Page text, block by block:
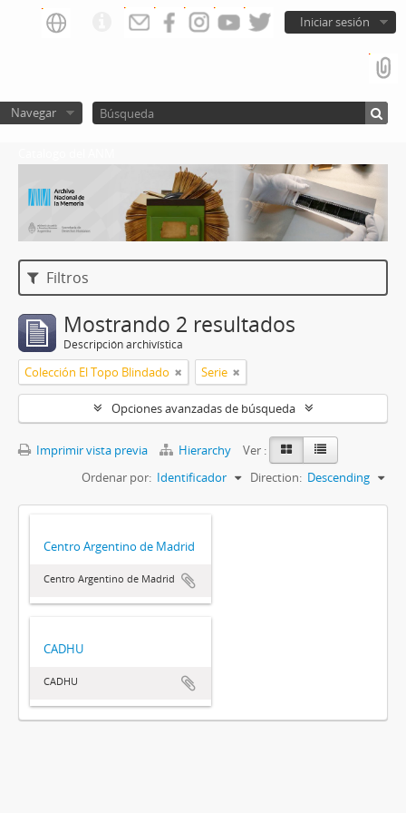
Iniciar sesión
Navegar
Filtros
Mostrando 2 resultados
Descripción archivística
Colección El Topo Blindado Serie
Opciones avanzadas de búsqueda
Imprimir vista previa Hierarchy
Ver :
Ordenar por: Identificador Direction: Descending
Centro Argentino de Madrid
Centro Argentino de Madrid
CADHU
CADHU